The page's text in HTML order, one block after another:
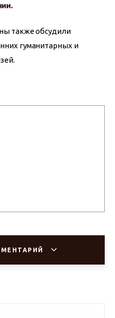
также обсудили
гуманитарных и